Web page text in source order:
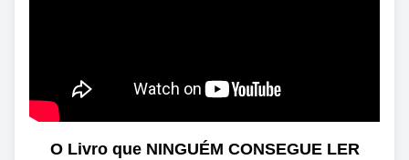
O Livro que NINGUÉM CONSEGUE LER